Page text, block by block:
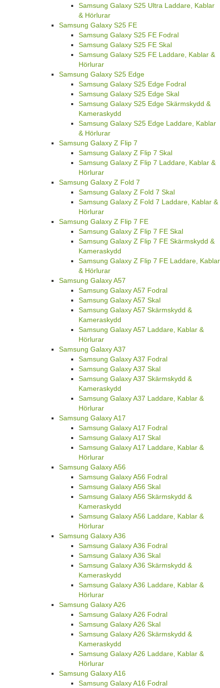
Samsung Galaxy S25 Ultra Laddare, Kablar
& Hörlurar
Samsung Galaxy S25 FE
Samsung Galaxy S25 FE Fodral
Samsung Galaxy S25 FE Skal
Samsung Galaxy S25 FE Laddare, Kablar &
Hörlurar
Samsung Galaxy S25 Edge
Samsung Galaxy S25 Edge Fodral
Samsung Galaxy S25 Edge Skal
Samsung Galaxy S25 Edge Skärmskydd &
Kameraskydd
Samsung Galaxy S25 Edge Laddare, Kablar
& Hörlurar
Samsung Galaxy Z Flip 7
Samsung Galaxy Z Flip 7 Skal
Samsung Galaxy Z Flip 7 Laddare, Kablar &
Hörlurar
Samsung Galaxy Z Fold 7
Samsung Galaxy Z Fold 7 Skal
Samsung Galaxy Z Fold 7 Laddare, Kablar &
Hörlurar
Samsung Galaxy Z Flip 7 FE
Samsung Galaxy Z Flip 7 FE Skal
Samsung Galaxy Z Flip 7 FE Skärmskydd &
Kameraskydd
Samsung Galaxy Z Flip 7 FE Laddare, Kablar
& Hörlurar
Samsung Galaxy A57
Samsung Galaxy A57 Fodral
Samsung Galaxy A57 Skal
Samsung Galaxy A57 Skärmskydd &
Kameraskydd
Samsung Galaxy A57 Laddare, Kablar &
Hörlurar
Samsung Galaxy A37
Samsung Galaxy A37 Fodral
Samsung Galaxy A37 Skal
Samsung Galaxy A37 Skärmskydd &
Kameraskydd
Samsung Galaxy A37 Laddare, Kablar &
Hörlurar
Samsung Galaxy A17
Samsung Galaxy A17 Fodral
Samsung Galaxy A17 Skal
Samsung Galaxy A17 Laddare, Kablar &
Hörlurar
Samsung Galaxy A56
Samsung Galaxy A56 Fodral
Samsung Galaxy A56 Skal
Samsung Galaxy A56 Skärmskydd &
Kameraskydd
Samsung Galaxy A56 Laddare, Kablar &
Hörlurar
Samsung Galaxy A36
Samsung Galaxy A36 Fodral
Samsung Galaxy A36 Skal
Samsung Galaxy A36 Skärmskydd &
Kameraskydd
Samsung Galaxy A36 Laddare, Kablar &
Hörlurar
Samsung Galaxy A26
Samsung Galaxy A26 Fodral
Samsung Galaxy A26 Skal
Samsung Galaxy A26 Skärmskydd &
Kameraskydd
Samsung Galaxy A26 Laddare, Kablar &
Hörlurar
Samsung Galaxy A16
Samsung Galaxy A16 Fodral